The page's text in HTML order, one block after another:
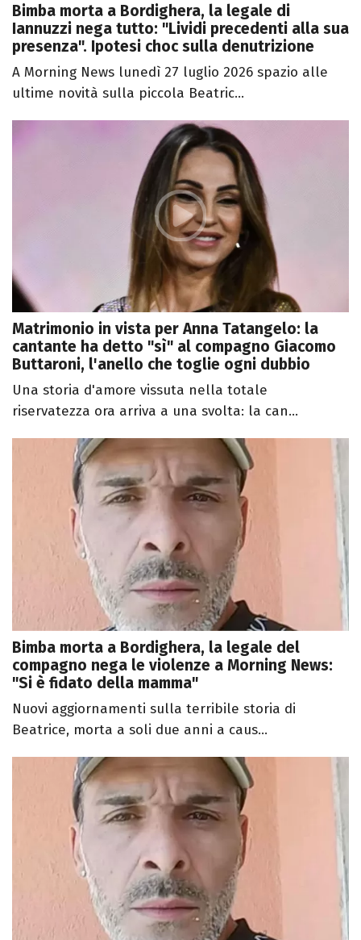
Bimba morta a Bordighera, la legale di
Iannuzzi nega tutto: "Lividi precedenti alla sua
presenza". Ipotesi choc sulla denutrizione
A Morning News lunedì 27 luglio 2026 spazio alle
ultime novità sulla piccola Beatric...
Matrimonio in vista per Anna Tatangelo: la
cantante ha detto "sì" al compagno Giacomo
Buttaroni, l'anello che toglie ogni dubbio
Una storia d'amore vissuta nella totale
riservatezza ora arriva a una svolta: la can...
Bimba morta a Bordighera, la legale del
compagno nega le violenze a Morning News:
"Si è fidato della mamma"
Nuovi aggiornamenti sulla terribile storia di
Beatrice, morta a soli due anni a caus...